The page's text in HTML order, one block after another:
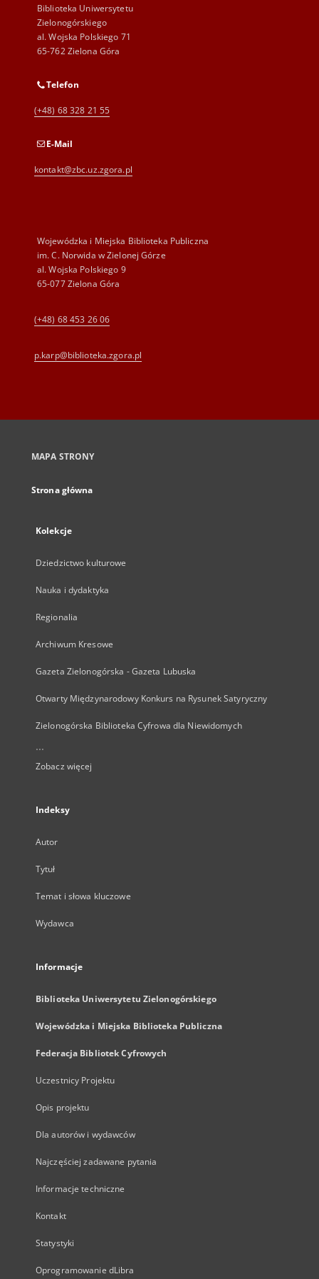
Biblioteka Uniwersytetu
Zielonogórskiego
al. Wojska Polskiego 71
65-762 Zielona Góra
Telefon
(+48) 68 328 21 55
E-Mail
kontakt@zbc.uz.zgora.pl
Wojewódzka i Miejska Biblioteka Publiczna
im. C. Norwida w Zielonej Górze
al. Wojska Polskiego 9
65-077 Zielona Góra
(+48) 68 453 26 06
p.karp@biblioteka.zgora.pl
MAPA STRONY
Strona główna
Kolekcje
Dziedzictwo kulturowe
Nauka i dydaktyka
Regionalia
Archiwum Kresowe
Gazeta Zielonogórska - Gazeta Lubuska
Otwarty Międzynarodowy Konkurs na Rysunek Satyryczny
Zielonogórska Biblioteka Cyfrowa dla Niewidomych
...
Zobacz więcej
Indeksy
Autor
Tytuł
Temat i słowa kluczowe
Wydawca
Informacje
Biblioteka Uniwersytetu Zielonogórskiego
Wojewódzka i Miejska Biblioteka Publiczna
Federacja Bibliotek Cyfrowych
Uczestnicy Projektu
Opis projektu
Dla autorów i wydawców
Najczęściej zadawane pytania
Informacje techniczne
Kontakt
Statystyki
Oprogramowanie dLibra